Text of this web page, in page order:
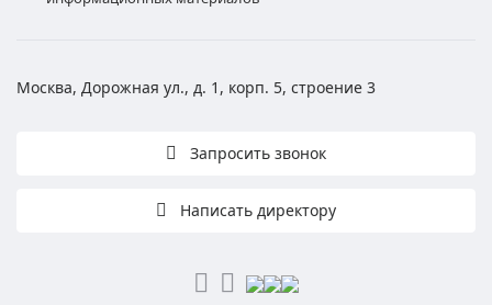
Москва, Дорожная ул., д. 1, корп. 5, строение 3
Запросить звонок
Написать директору